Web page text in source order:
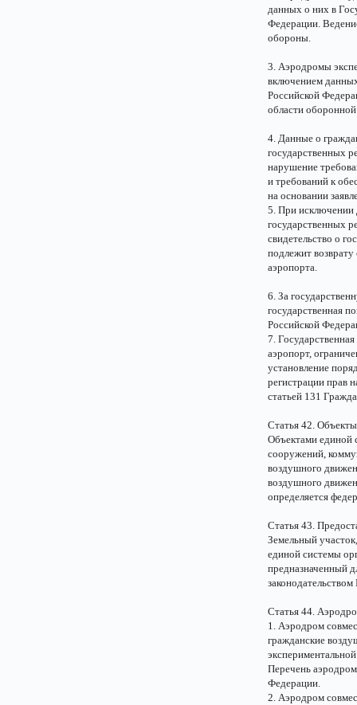
данных о них в
Федерации.
обороны.
3. Аэродромы
включением
Российской
области
4. Данные о
государственных
нарушение
и требований к
на основании
5. При исключении
государственных
свидетельство о
подлежит
аэропорта.
6. За
государственная
Российской
7.
аэропорт,
установление
регистрации прав
статьей 131
Статья 42.
Объектами единой
сооружений,
воздушного
воздушного
определяется
Статья 43.
Земельный
единой системы
предназначенный
Статья 44.
1. Аэродром
гражданские
Перечень
Федерации.
2. Аэродром